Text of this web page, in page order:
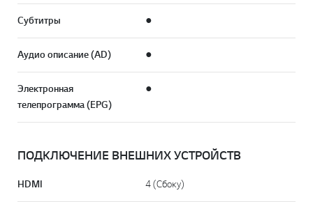
Субтитры ●
Аудио описание (AD) ●
Электронная
телепрограмма (EPG)
●
ПОДКЛЮЧЕНИЕ ВНЕШНИХ УСТРОЙСТВ
HDMI 4 (Сбоку)